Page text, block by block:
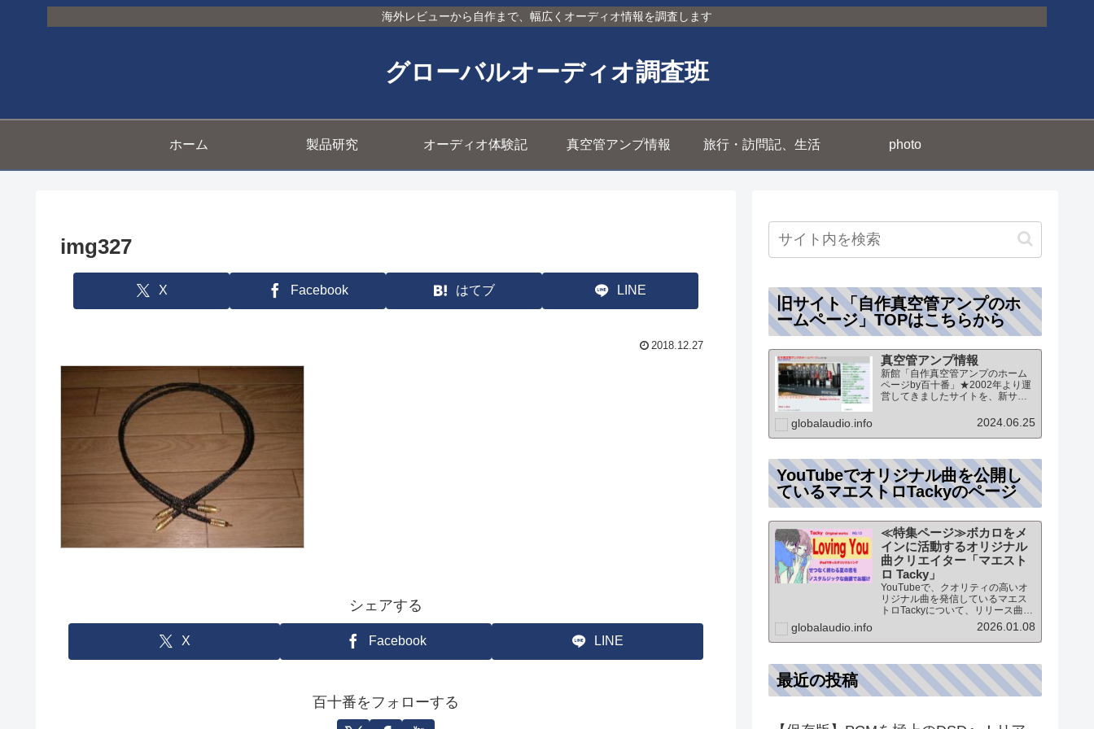
海外レビューから自作まで、幅広くオーディオ情報を調査します
グローバルオーディオ調査班
ホーム 製品研究 オーディオ体験記 真空管アンプ情報 旅行・訪問記、生活 photo
img327
X Facebook はてブ LINE
2018.12.27
シェアする
X Facebook LINE
百十番をフォローする
旧サイト「自作真空管アンプのホ
ームページ」TOPはこちらから
真空管アンプ情報
新館「自作真空管アンプのホーム
ページby百十番」★2002年より運
営してきましたサイトを、新サイ
は、「新館:自作真空管アンプのホ
ジになりますオーディオ情報全般
globalaudio.info 2024.06.25
YouTubeでオリジナル曲を公開し
ているマエストロTackyのページ
≪特集ページ≫ボカロをメ
インに活動するオリジナル
曲クリエイター「マエスト
ロ Tacky」
YouTubeで、クオリティの高いオ
リジナル曲を発信しているマエス
トロTackyについて、リリース曲の
紹介（Self liner note）やprofile・
最新情報など★動画チャンネル登
録100人突破記念作品の生歌版楽曲
globalaudio.info 2026.01.08
最近の投稿